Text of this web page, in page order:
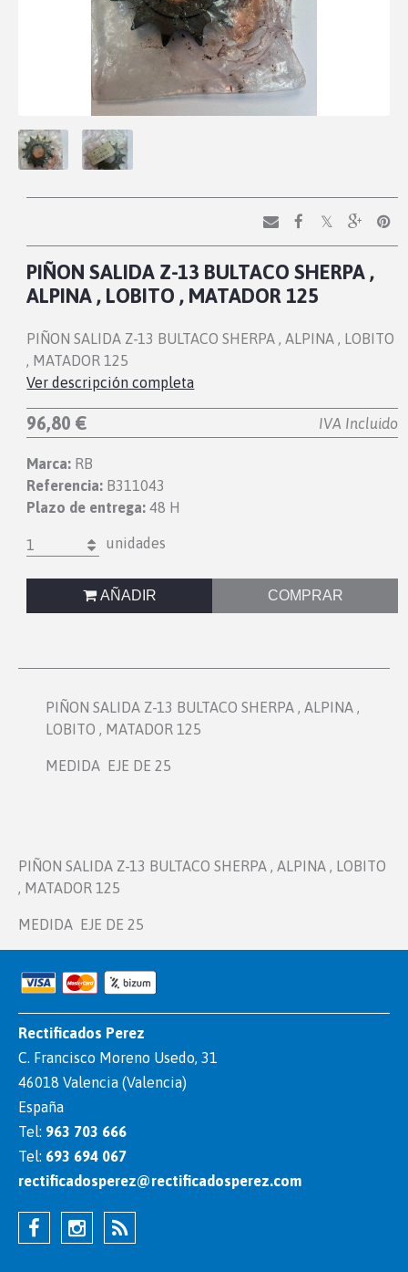
PIÑON SALIDA Z-13 BULTACO SHERPA ,
ALPINA , LOBITO , MATADOR 125
PIÑON SALIDA Z-13 BULTACO SHERPA , ALPINA , LOBITO
, MATADOR 125
Ver descripción completa
96,80 € IVA Incluido
Marca: RB
Referencia: B311043
Plazo de entrega: 48 H
1 unidades
AÑADIR COMPRAR
PIÑON SALIDA Z-13 BULTACO SHERPA , ALPINA ,
LOBITO , MATADOR 125
MEDIDA EJE DE 25
PIÑON SALIDA Z-13 BULTACO SHERPA , ALPINA , LOBITO
, MATADOR 125
MEDIDA EJE DE 25
Rectificados Perez
C. Francisco Moreno Usedo, 31
46018 Valencia (Valencia)
España
Tel: 963 703 666
Tel: 693 694 067
rectificadosperez@rectificadosperez.com